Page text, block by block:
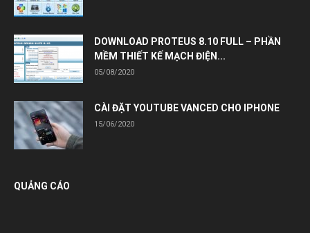
DOWNLOAD PROTEUS 8.10 FULL – PHẦN
MỀM THIẾT KẾ MẠCH ĐIỆN...
05/08/2020
CÀI ĐẶT YOUTUBE VANCED CHO IPHONE
15/06/2020
QUẢNG CÁO